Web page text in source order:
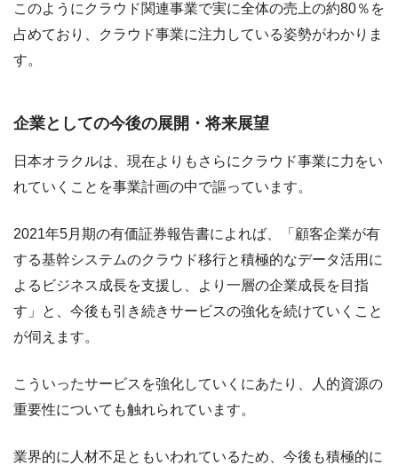
このようにクラウド関連事業で実に全体の売上の約80％を
占めており、クラウド事業に注力している姿勢がわかりま
す。
企業としての今後の展開・将来展望
日本オラクルは、現在よりもさらにクラウド事業に力をい
れていくことを事業計画の中で謳っています。
2021年5月期の有価証券報告書によれば、「顧客企業が有
する基幹システムのクラウド移行と積極的なデータ活用に
よるビジネス成長を支援し、より一層の企業成長を目指
す」と、今後も引き続きサービスの強化を続けていくこと
が伺えます。
こういったサービスを強化していくにあたり、人的資源の
重要性についても触れられています。
業界的に人材不足ともいわれているため、今後も積極的に